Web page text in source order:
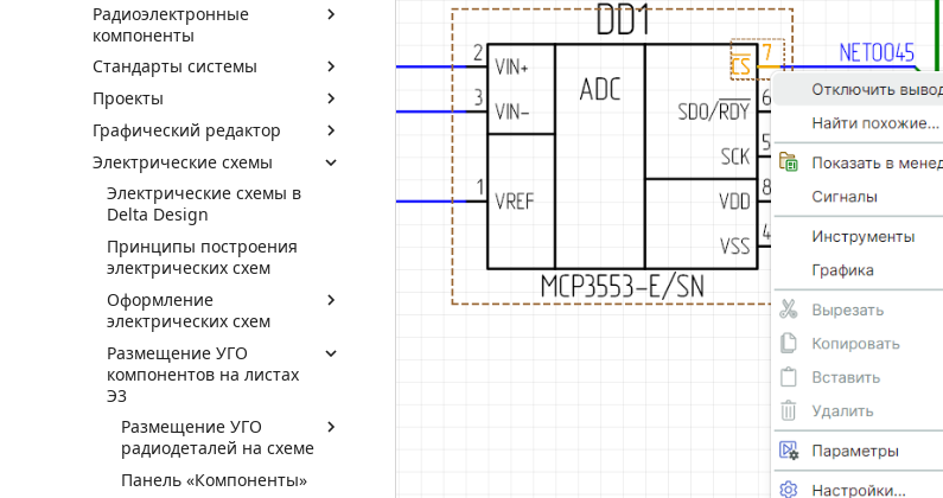
Радиоэлектронные
компоненты
Стандарты системы
Проекты
Графический редактор
Электрические схемы
Электрические схемы в
Delta Design
Принципы построения
электрических схем
Оформление
электрических схем
Размещение УГО
компонентов на листах
Э3
Размещение УГО
радиодеталей на схеме
Панель «Компоненты»